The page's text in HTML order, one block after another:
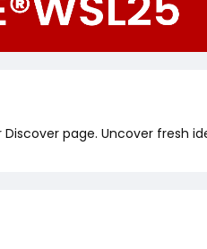
page. Uncover fresh